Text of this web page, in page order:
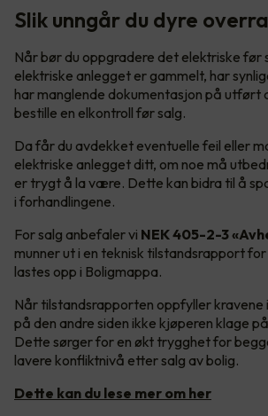
Slik unngår du dyre
Når bør du oppgradere det elektriske før
elektriske anlegget er gammelt, har
har manglende dokumentasjon på utført
bestille en elkontroll før salg.
Da får du avdekket eventuelle feil eller
elektriske anlegget ditt, om noe må
er trygt å la være. Dette kan bidra til å
i forhandlingene.
For salg anbefaler vi NEK 405-2-3
munner ut i en teknisk tilstandsrapport
lastes opp i Boligmappa.
Når tilstandsrapporten oppfyller kravene
på den andre siden ikke kjøperen klage
Dette sørger for en økt trygghet for
lavere konfliktnivå etter salg av bolig.
Dette kan du lese mer om her